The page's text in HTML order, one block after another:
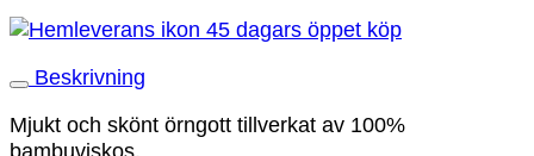
45 dagars öppet köp
Beskrivning
Mjukt och skönt örngott tillverkat av 100%
bambuviskos.